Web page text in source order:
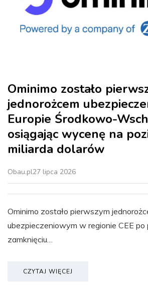
Ominimo zostało
jednorożcem
Europie Środkowo-
osiągając wycenę na
miliarda dolarów
Obau.pl27 lipca 2026
Ominimo zostało pierwszym
ubezpieczeniowym w regionie CEE po
zamknięciu…
CZYTAJ WIĘCEJ